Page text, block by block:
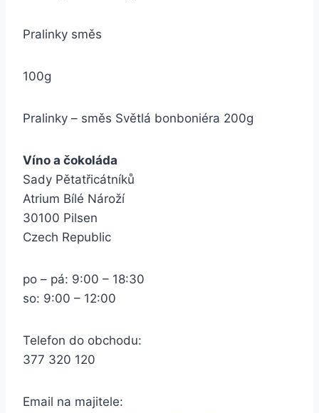
Pralinky směs
100g
Pralinky – směs Světlá bonboniéra 200g
Víno a čokoláda
Sady Pětatřicátníků
Atrium Bílé Nároží
30100 Pilsen
Czech Republic
po – pá: 9:00 – 18:30
so: 9:00 – 12:00
Telefon do obchodu:
377 320 120
Email na majitele: